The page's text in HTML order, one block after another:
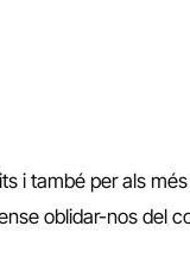
i també per als
oblidar-nos del